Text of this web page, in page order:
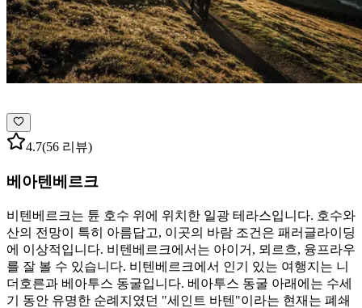
4.7(56 리뷰)
베아텐베르크
비텐베르크는 튠 호수 위에 위치한 일광 테라스입니다. 호수와
산의 전망이 특히 아름답고, 이곳의 바람 조건은 패러글라이딩
에 이상적입니다. 비텐베르크에서는 아이거, 뫼르흐, 융프라우
를 잘 볼 수 있습니다. 비텐베르크에서 인기 있는 여행지는 니
더호른과 베아투스 동굴입니다. 베아투스 동굴 아래에는 수세
기 동안 유명한 순례지였던 "세인트 바텐"이라는 현재는 폐쇄